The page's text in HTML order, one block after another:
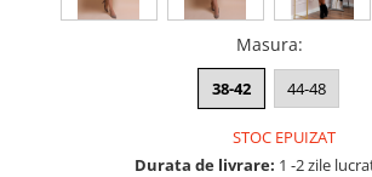
Masura:
38-42 44-48
STOC EPUIZAT
Durata de livrare: 1 -2 zile